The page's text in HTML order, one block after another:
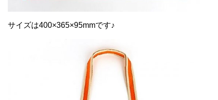
サイズは400×365×95mmです♪